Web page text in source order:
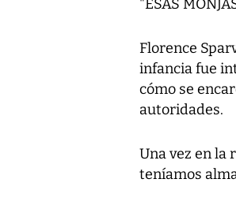
"ESAS
Florence
infancia fue
cómo se
autoridades.
Una vez en la
teníamos